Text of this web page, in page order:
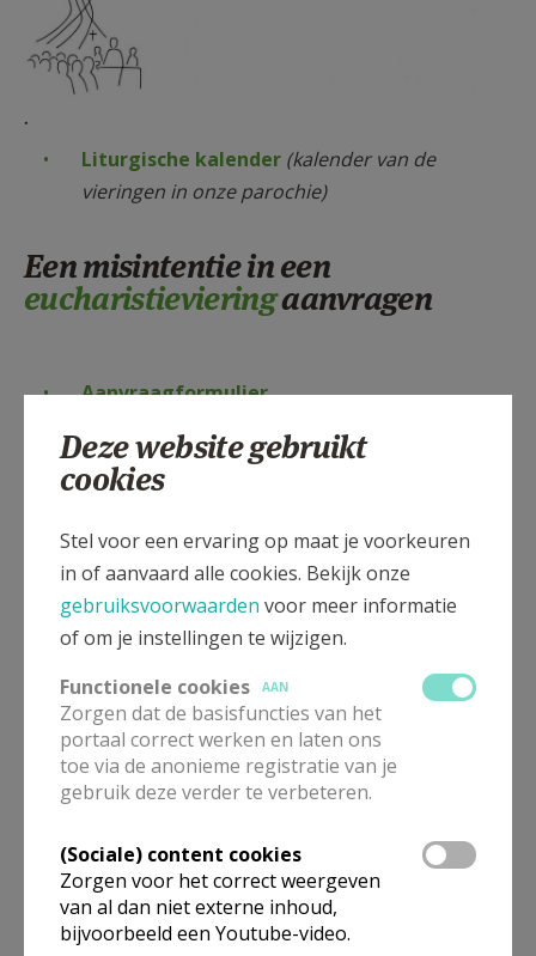
.
Liturgische kalender (kalender van de
vieringen in onze parochie)
Een misintentie in een
eucharistievieringaanvragen
Aanvraagformulier
De aanvraag van je misintentie wordt pas
definitief na ontvangst van:
15,00 europer misintentie in een
eucharistieviering
over te schrijven op rekeningnummer:
BE72 4478 6360 0116
Parochiewerking Gent-West
Oude-Abdijstraat 56
9031 Drongen
vermelding:
"misintentie + datum misintentie + naam
aanvrager";
Deze website gebruikt
cookies
Stel voor een ervaring op maat je voorkeuren
in of aanvaard alle cookies. Bekijk onze
gebruiksvoorwaarden voor meer informatie
of om je instellingen te wijzigen.
Functionele cookies
AAN
Zorgen dat de basisfuncties van het
portaal correct werken en laten ons
toe via de anonieme registratie van je
gebruik deze verder te verbeteren.
(Sociale) content cookies
Zorgen voor het correct weergeven
van al dan niet externe inhoud,
bijvoorbeeld een Youtube-video.